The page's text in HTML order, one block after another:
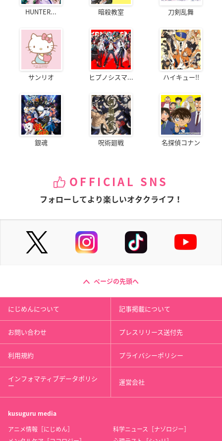
HUNTER... 暗殺教室 刀剣乱舞
サンリオ ヒプノシスマ... ハイキュー!!
銀魂 呪術廻戦 名探偵コナン
OFFICIAL SNS
フォローしてより楽しいオタクライフ！
ページの先頭へ
にじめんについて 記事掲載について
お問い合わせ プレスリリース送付先
利用規約 プライバシーポリシー
インフォマティブデータポリシ
ー 運営会社
kusuguru media
アニメ情報［にじめん］
科学ニュース［ナゾロジー］